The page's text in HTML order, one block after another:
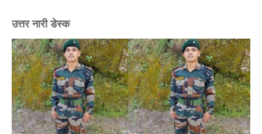
उत्तर नारी डेस्क